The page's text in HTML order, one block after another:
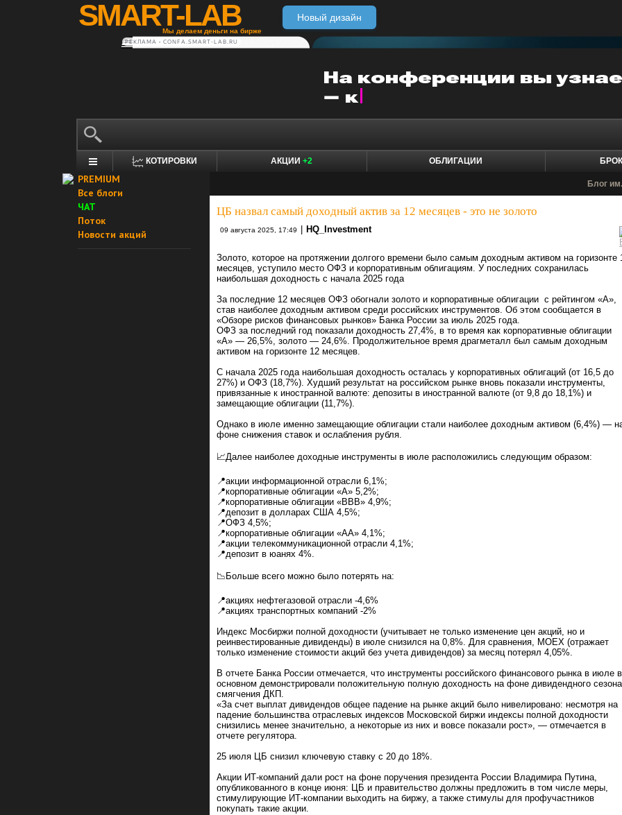
SMART-LAB
Мы делаем деньги на бирже
Новый дизайн
РЕКЛАМА • CONFA.SMART-LAB.RU
КОТИРОВКИ АКЦИИ +2 ОБЛИГАЦИИ
PREMIUM
Все блоги
ЧАТ
Поток
Новости акций
Блог
ЦБ назвал самый доходный актив за 12 месяцев - это не золото
09 августа 2025, 17:49 HQ_Investment
Золото, которое на протяжении долгого времени было самым доходным активом на горизонте
месяцев, уступило место ОФЗ и корпоративным облигациям. У последних сохранилась
наибольшая доходность с начала 2025 года
За последние 12 месяцев ОФЗ обогнали золото и корпоративные облигации с рейтингом «А»,
став наиболее доходным активом среди российских инструментов. Об этом сообщается в
«Обзоре рисков финансовых рынков» Банка России за июль 2025 года.
ОФЗ за последний год показали доходность 27,4%, в то время как корпоративные облигации
«А» — 26,5%, золото — 24,6%. Продолжительное время драгметалл был самым доходным
активом на горизонте 12 месяцев.
С начала 2025 года наибольшая доходность осталась у корпоративных облигаций (от 16,5 до
27%) и ОФЗ (18,7%). Худший результат на российском рынке вновь показали инструменты,
привязанные к иностранной валюте: депозиты в иностранной валюте (от 9,8 до 18,1%) и
замещающие облигации (11,7%).
Однако в июле именно замещающие облигации стали наиболее доходным активом (6,4%) —
фоне снижения ставок и ослабления рубля.
📈Далее наиболее доходные инструменты в июле расположились следующим образом:
📍акции информационной отрасли 6,1%;
📍корпоративные облигации «А» 5,2%;
📍корпоративные облигации «ВВВ» 4,9%;
📍депозит в долларах США 4,5%;
📍ОФЗ 4,5%;
📍корпоративные облигации «АА» 4,1%;
📍акции телекоммуникационной отрасли 4,1%;
📍депозит в юанях 4%.
📉Больше всего можно было потерять на:
📍акциях нефтегазовой отрасли -4,6%
📍акциях транспортных компаний -2%
Индекс Мосбиржи полной доходности (учитывает не только изменение цен акций, но и
реинвестированные дивиденды) в июле снизился на 0,8%. Для сравнения, MOEX (отражает
только изменение стоимости акций без учета дивидендов) за месяц потерял 4,05%.
В отчете Банка России отмечается, что инструменты российского финансового рынка в июле в
основном демонстрировали положительную полную доходность на фоне дивидендного
смягчения ДКП.
«За счет выплат дивидендов общее падение на рынке акций было нивелировано: несмотря на
падение большинства отраслевых индексов Московской биржи индексы полной доходности
снизились менее значительно, а некоторые из них и вовсе показали рост», — отмечается в
отчете регулятора.
25 июля ЦБ снизил ключевую ставку с 20 до 18%.
Акции ИТ-компаний дали рост на фоне поручения президента России Владимира Путина,
опубликованного в конце июня: ЦБ и правительство должны предложить в том числе меры,
стимулирующие ИТ-компании выходить на биржу, а также стимулы для профучастников
покупать такие акции.